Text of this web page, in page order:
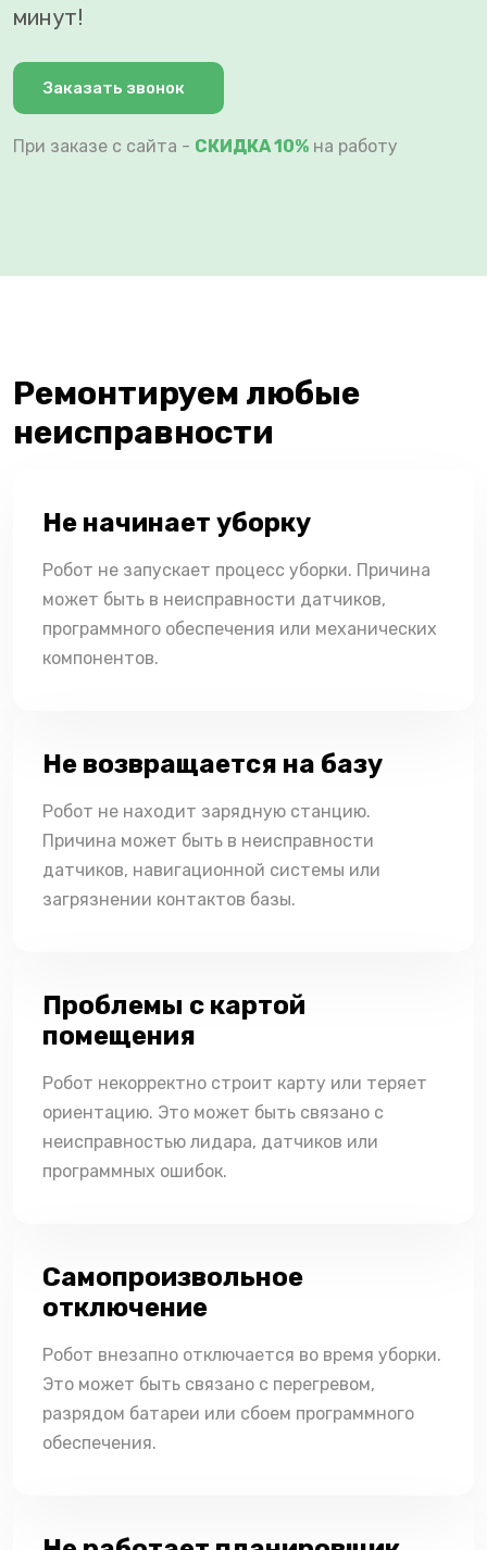
минут!
Заказать звонок
При заказе с сайта - СКИДКА 10% на работу
Ремонтируем любые
неисправности
Не начинает уборку
Робот не запускает процесс уборки. Причина
может быть в неисправности датчиков,
программного обеспечения или механических
компонентов.
Не возвращается на базу
Робот не находит зарядную станцию.
Причина может быть в неисправности
датчиков, навигационной системы или
загрязнении контактов базы.
Проблемы с картой
помещения
Робот некорректно строит карту или теряет
ориентацию. Это может быть связано с
неисправностью лидара, датчиков или
программных ошибок.
Самопроизвольное
отключение
Робот внезапно отключается во время уборки.
Это может быть связано с перегревом,
разрядом батареи или сбоем программного
обеспечения.